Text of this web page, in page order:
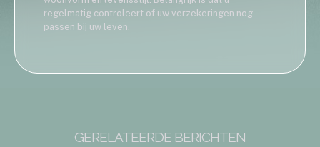
regelmatig controleert of uw verzekeringen nog
passen bij uw leven.
GERELATEERDE BERICHTEN